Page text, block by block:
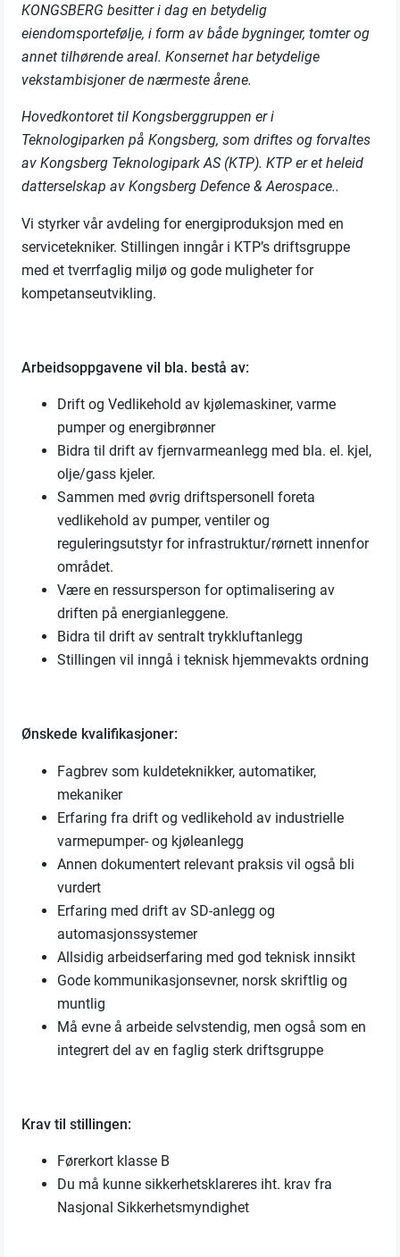
KONGSBERG besitter i dag en betydelig
eiendomsportefølje, i form av både bygninger, tomter og
annet tilhørende areal. Konsernet har betydelige
vekstambisjoner de nærmeste årene.
Hovedkontoret til Kongsberggruppen er i
Teknologiparken på Kongsberg, som driftes og forvaltes
av Kongsberg Teknologipark AS (KTP). KTP er et heleid
datterselskap av Kongsberg Defence & Aerospace..
Vi styrker vår avdeling for energiproduksjon med en
servicetekniker. Stillingen inngår i KTP’s driftsgruppe
med et tverrfaglig miljø og gode muligheter for
kompetanseutvikling.
Arbeidsoppgavene vil bla. bestå av:
Drift og Vedlikehold av kjølemaskiner, varme
pumper og energibrønner
Bidra til drift av fjernvarmeanlegg med bla. el. kjel,
olje/gass kjeler.
Sammen med øvrig driftspersonell foreta
vedlikehold av pumper, ventiler og
reguleringsutstyr for infrastruktur/rørnett innenfor
området.
Være en ressursperson for optimalisering av
driften på energianleggene.
Bidra til drift av sentralt trykkluftanlegg
Stillingen vil inngå i teknisk hjemmevakts ordning
Ønskede kvalifikasjoner:
Fagbrev som kuldeteknikker, automatiker,
mekaniker
Erfaring fra drift og vedlikehold av industrielle
varmepumper- og kjøleanlegg
Annen dokumentert relevant praksis vil også bli
vurdert
Erfaring med drift av SD-anlegg og
automasjonssystemer
Allsidig arbeidserfaring med god teknisk innsikt
Gode kommunikasjonsevner, norsk skriftlig og
muntlig
Må evne å arbeide selvstendig, men også som en
integrert del av en faglig sterk driftsgruppe
Krav til stillingen:
Førerkort klasse B
Du må kunne sikkerhetsklareres iht. krav fra
Nasjonal Sikkerhetsmyndighet